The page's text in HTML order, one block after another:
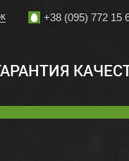
+38 (095) 772 15